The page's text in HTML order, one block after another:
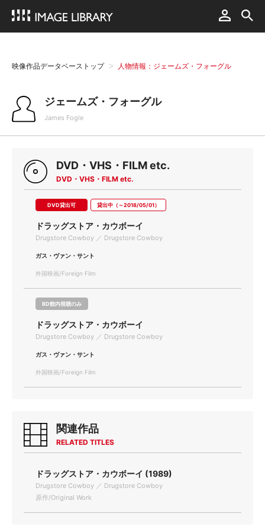
映像作品データベーストップ 人物情報：ジェームズ・フォーグル
ジェームズ・フォーグル
James Fogle
DVD・VHS・FILM etc.
DVD・VHS・FILM etc.
DVD貸出可 貸出中（～2018/05/01）
ドラッグストア・カウボーイ
Drugstore Cowboy ／ Drugstore Cowboy
ガス・ヴァン・サント
外国映画/Foreign Film
BD館内視聴のみ
ドラッグストア・カウボーイ
Drugstore Cowboy ／ Drugstore Cowboy
ガス・ヴァン・サント
外国映画/Foreign Film
関連作品
RELATED TITLES
ドラッグストア・カウボーイ (1989)
Drugstore Cowboy ／ Drugstore Cowboy
原作/Original Work